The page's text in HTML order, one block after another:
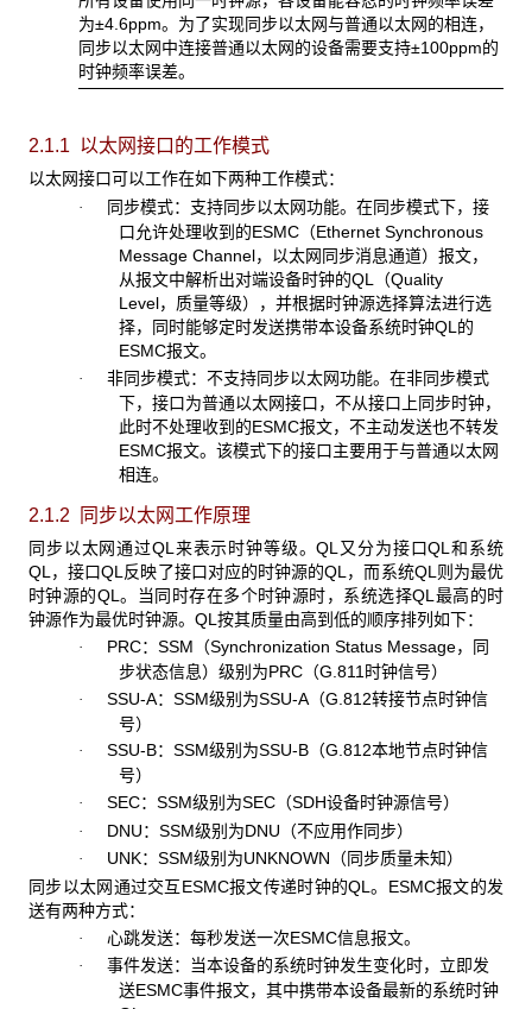
为±4.6ppm。为了实现同步以太网与普通以太网的相连，
同步以太网中连接普通以太网的设备需要支持±100ppm的
时钟频率误差。
2.1.1 以太网接口的工作模式
以太网接口可以工作在如下两种工作模式：
· 同步模式：支持同步以太网功能。在同步模式下，接
口允许处理收到的ESMC（Ethernet Synchronous
Message Channel，以太网同步消息通道）报文，
从报文中解析出对端设备时钟的QL（Quality
Level，质量等级），并根据时钟源选择算法进行选
择，同时能够定时发送携带本设备系统时钟QL的
ESMC报文。
· 非同步模式：不支持同步以太网功能。在非同步模式
下，接口为普通以太网接口，不从接口上同步时钟，
此时不处理收到的ESMC报文，不主动发送也不转发
ESMC报文。该模式下的接口主要用于与普通以太网
相连。
2.1.2 同步以太网工作原理
同步以太网通过QL来表示时钟等级。QL又分为接口QL和系统
QL，接口QL反映了接口对应的时钟源的QL，而系统QL则为最优
时钟源的QL。当同时存在多个时钟源时，系统选择QL最高的时
钟源作为最优时钟源。QL按其质量由高到低的顺序排列如下：
· PRC：SSM（Synchronization Status Message，同
步状态信息）级别为PRC（G.811时钟信号）
· SSU-A：SSM级别为SSU-A（G.812转接节点时钟信
号）
· SSU-B：SSM级别为SSU-B（G.812本地节点时钟信
号）
· SEC：SSM级别为SEC（SDH设备时钟源信号）
· DNU：SSM级别为DNU（不应用作同步）
· UNK：SSM级别为UNKNOWN（同步质量未知）
同步以太网通过交互ESMC报文传递时钟的QL。ESMC报文的发
送有两种方式：
· 心跳发送：每秒发送一次ESMC信息报文。
· 事件发送：当本设备的系统时钟发生变化时，立即发
送ESMC事件报文，其中携带本设备最新的系统时钟